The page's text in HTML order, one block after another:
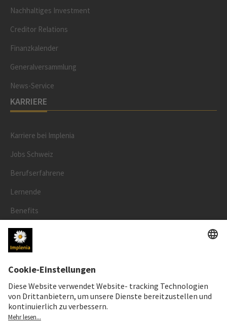
Nachhaltiges Investment
Creditor Relations
Finanzkalender
Generalversammlung
News-Service
KARRIERE
Karriere bei Implenia
Jobs Schweiz
Berufserfahrene
Lernende
Benefits
RECHTLICHES
Cookie- und Social-Media-Richtlinie
Cookie-Einstellungen